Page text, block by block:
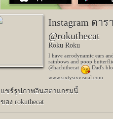
Instagram ดารา
@rokuthecat
Roku Roku
I have aerodynamic ears
rainbows and poop
@hachithecat
Dad's
www.sixtysixvisual.com
แชร์รูปภาพอินสตาแกรมนี้
ของ rokuthecat